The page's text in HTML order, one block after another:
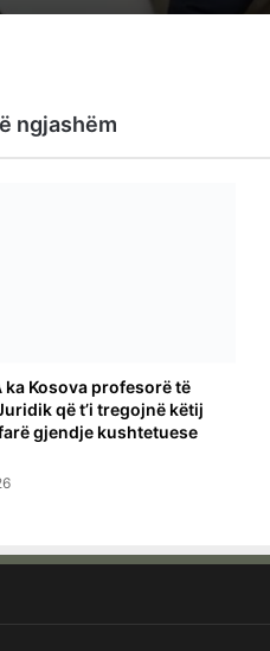
ngjashëm
ka Kosova profesorë të
që t’i tregojnë këtij
gjendje kushtetuese